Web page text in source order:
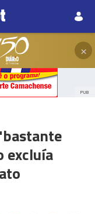
×
PUB
excluía